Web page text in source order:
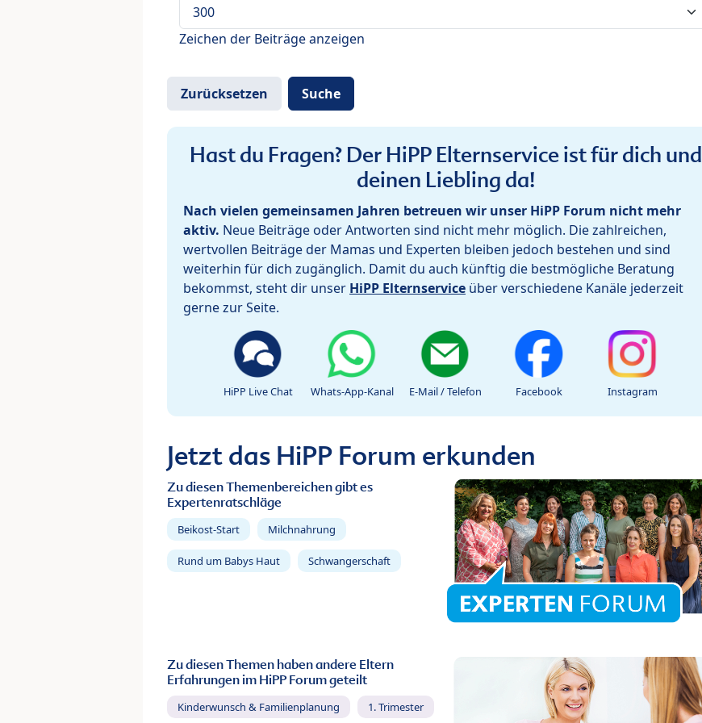
Zeichen der Beiträge anzeigen
Hast du Fragen? Der HiPP Elternservice ist für dich und
deinen Liebling da!
Nach vielen gemeinsamen Jahren betreuen wir unser HiPP Forum nicht mehr
aktiv. Neue Beiträge oder Antworten sind nicht mehr möglich. Die zahlreichen,
wertvollen Beiträge der Mamas und Experten bleiben jedoch bestehen und sind
weiterhin für dich zugänglich. Damit du auch künftig die bestmögliche Beratung
bekommst, steht dir unser HiPP Elternservice über verschiedene Kanäle jederzeit
gerne zur Seite.
HiPP Live Chat Whats-App-Kanal E-Mail / Telefon Facebook Instagram
Jetzt das HiPP Forum erkunden
Zu diesen Themenbereichen gibt es
Expertenratschläge
Beikost-Start Milchnahrung
Rund um Babys Haut Schwangerschaft
Zu diesen Themen haben andere Eltern
Erfahrungen im HiPP Forum geteilt
Kinderwunsch & Familienplanung 1. Trimester